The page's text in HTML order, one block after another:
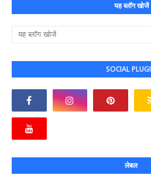
यह ब्लॉग खोजें
SOCIAL
लेबल